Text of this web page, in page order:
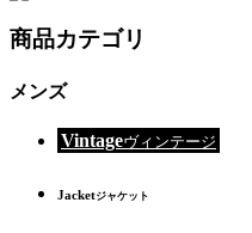
商品カテゴリ
メンズ
Vintageヴィンテージ
Jacketジャケット